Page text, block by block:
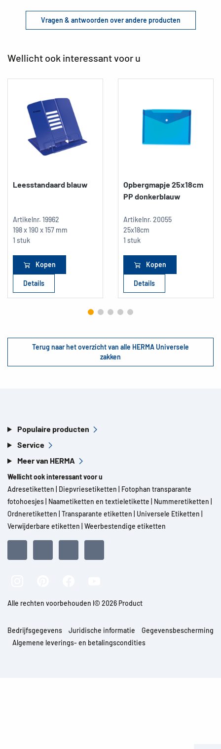
Vragen & antwoorden over andere producten
Wellicht ook interessant voor u
Leesstandaard blauw
Artikelnr. 19962
198 x 190 x 157 mm
1 stuk
Kopen
Details
Opbergmapje 25x18cm
PP donkerblauw
Artikelnr. 20055
25x18cm
1 stuk
Kopen
Details
Terug naar het overzicht van alle HERMA Universele
zakken
Populaire producten
Service
Meer van HERMA
Wellicht ook interessant voor u
Adresetiketten
Diepvriesetiketten
Fotophan transparante
fotohoesjes Naametiketten en textieletikette Nummeretiketten
Ordneretiketten Transparante etiketten Universele Etiketten
Verwijderbare etiketten Weerbestendige etiketten
Alle rechten voorbehouden l© 2026 Product
Bedrijfsgegevens Juridische informatie
Gegevensbescherming
Algemene leverings- en betalingscondities